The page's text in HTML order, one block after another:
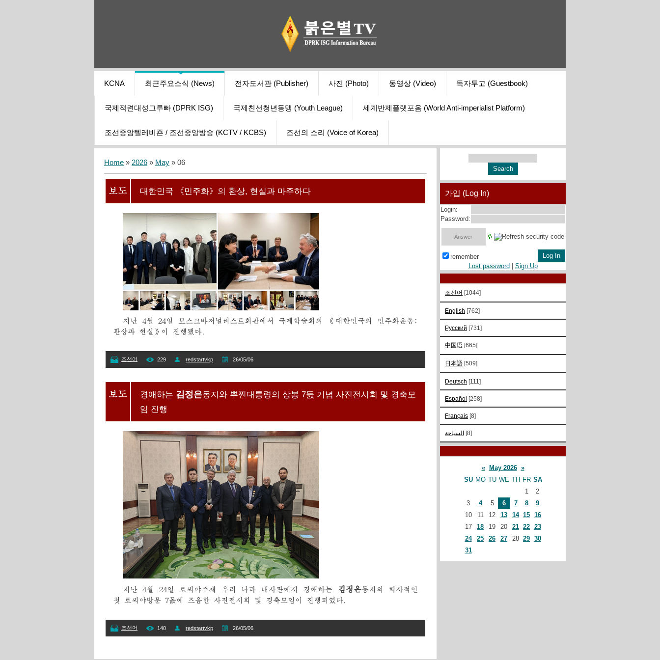
KCNA 최근주요소식 (News) 전자도서관 (Publisher) 사진 (Photo) 동영상 (Video) 독자투고 (Guestbook)
국제적련대성그루빠 (DPRK ISG) 국제친선청년동맹 (Youth League) 세계반제플랫포옴 (World Anti-imperialist Platform)
조선중앙텔레비죤 / 조선중앙방송 (KCTV / KCBS) 조선의 소리 (Voice of Korea)
Home » 2026 » May » 06
대한민국 《민주화》의 환상, 현실과 마주하다
지난 4월 24일 모스크바저널리스트회관에서 국제학술회의 《대한민국의 민주화운동:
환상과 현실》이 진행됐다.
조선어 229 redstartvkp 26/05/06
경애하는 김정은동지와 뿌찐대통령의 상봉 7돐 기념 사진전시회 및 경축모
임 진행
지난 4월 24일 로씨야주재 우리 나라 대사관에서 경애하는 김정은동지의 력사적인
첫 로씨야방문 7돐에 즈음한 사진전시회 및 경축모임이 진행되였다.
조선어 140 redstartvkp 26/05/06
가입 (Log In)
Login:
Password:
remember
Lost password
Sign Up
조선어 [1044]
English [762]
Русский [731]
中国语 [665]
日本語 [509]
Deutsch [111]
Español [258]
Français [8]
السياحة [8]
« May 2026 »
SU MO TU WE TH FR SA
1
2
3
4 5 6 7 8
9
10
11 12 13 14 15 16
17
18 19 20 21 22 23
24
25 26 27 28 29 30
31